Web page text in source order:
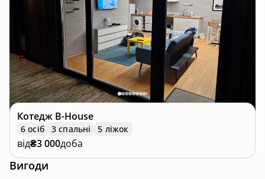
Котедж B-House
6 осіб 3 спальні 5 ліжок
від₴3 000доба
Вигоди